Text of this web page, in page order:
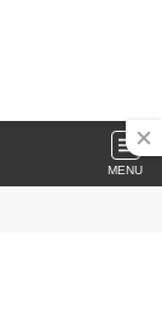
MENU